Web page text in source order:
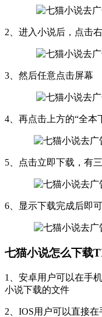
2、进入小说后，点击
3、然后任意点击屏幕
4、再点击上方的“全本
5、点击立即下载，有
6、显示下载完成后即
七猫小说怎么下载
1、安卓用户可以在手
小说下载的文件
2、IOS用户可以直接